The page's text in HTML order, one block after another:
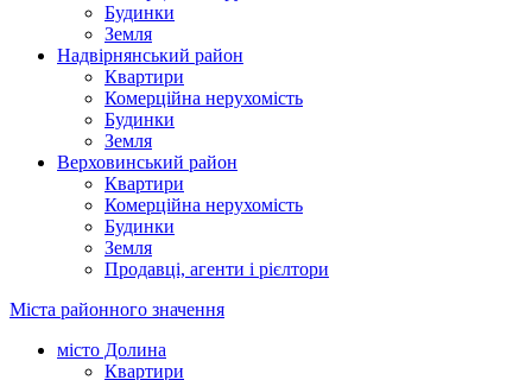
Будинки
Земля
Надвірнянський район
Квартири
Комерційна нерухомість
Будинки
Земля
Верховинський район
Квартири
Комерційна нерухомість
Будинки
Земля
Продавці, агенти і рієлтори
Міста районного значення
місто Долина
Квартири